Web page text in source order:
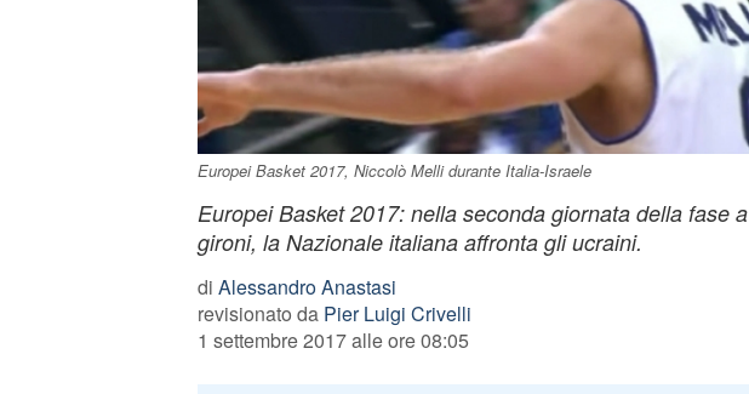
Europei Basket 2017, Niccolò Melli durante Italia-Israele
Europei Basket 2017: nella seconda giornata della fase a
gironi, la Nazionale italiana affronta gli ucraini.
di Alessandro Anastasi
revisionato da Pier Luigi Crivelli
1 settembre 2017 alle ore 08:05